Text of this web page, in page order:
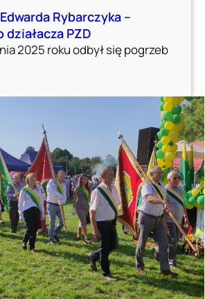
Rybarczyka –
działacza PZD
2025 roku odbył się pogrzeb